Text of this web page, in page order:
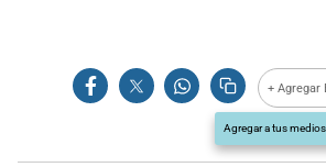
+ Agregar
Agregar a tus